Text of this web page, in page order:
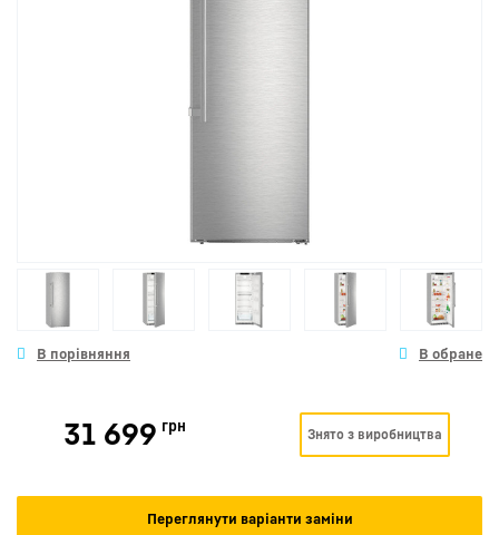
31 699 грн Знято з виробництва
Переглянути варіанти заміни